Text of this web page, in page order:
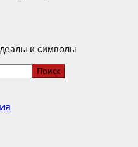
и символы